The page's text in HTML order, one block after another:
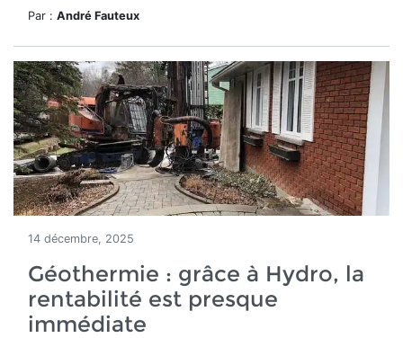
Par : André Fauteux
14 décembre, 2025
Géothermie : grâce à Hydro, la
rentabilité est presque
immédiate